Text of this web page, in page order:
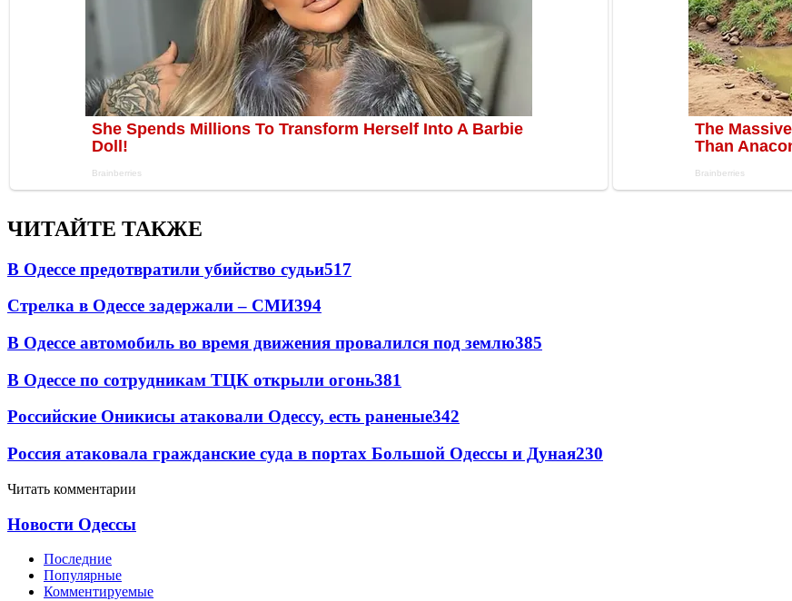
ЧИТАЙТЕ ТАКЖЕ
В Одессе предотвратили убийство судьи517
Стрелка в Одессе задержали – СМИ394
В Одессе автомобиль во время движения провалился под землю385
В Одессе по сотрудникам ТЦК открыли огонь381
Российские Оникисы атаковали Одессу, есть раненые342
Россия атаковала гражданские суда в портах Большой Одессы и Дуная230
Читать комментарии
Новости Одессы
Последние
Популярные
Комментируемые